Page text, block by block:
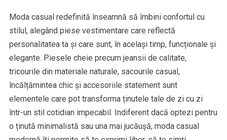
Moda casual redefinită înseamnă să îmbini confortul cu
stilul, alegând piese vestimentare care reflectă
personalitatea ta și care sunt, în același timp, funcționale și
elegante. Piesele cheie precum jeansii de calitate,
tricourile din materiale naturale, sacourile casual,
încălțămintea chic și accesoriile statement sunt
elementele care pot transforma ținutele tale de zi cu zi
într-un stil cotidian impecabil. Indiferent dacă optezi pentru
o ținută minimalistă sau una mai jucăușă, moda casual